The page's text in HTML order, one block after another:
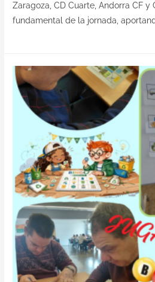
Zaragoza, CD Cuarte, Andorra CF y
fundamental de la jornada,